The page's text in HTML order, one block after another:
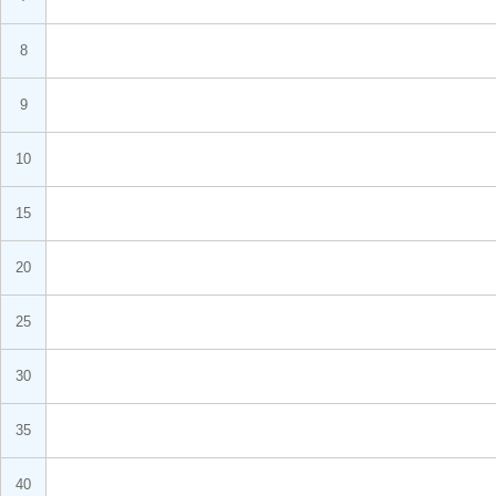
8
9
10
15
20
25
30
35
40